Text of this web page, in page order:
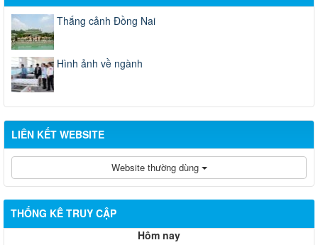
Thắng cảnh Đồng Nai
Hình ảnh về ngành
LIÊN KẾT WEBSITE
Website thường dùng
THỐNG KÊ TRUY CẬP
Hôm nay